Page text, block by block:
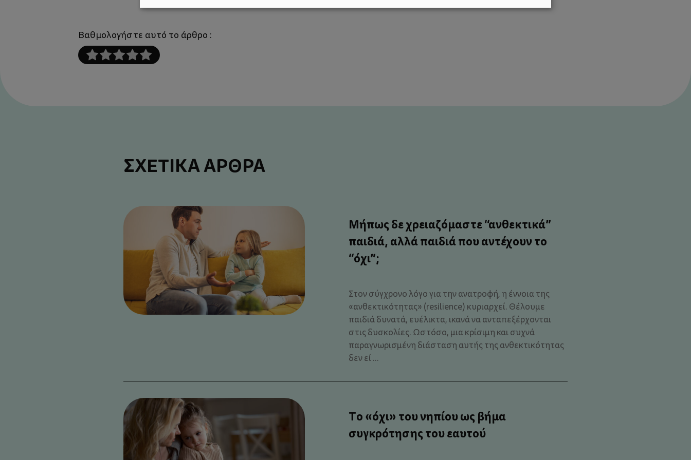
Βαθμολογήστε αυτό το άρθρο :
ΣΧΕΤΙΚΑ ΑΡΘΡΑ
Μήπως δε χρειαζόμαστε “ανθεκτικά”
παιδιά, αλλά παιδιά που αντέχουν το
“όχι”;
Στον σύγχρονο λόγο για την ανατροφή, η έννοια της
«ανθεκτικότητας» (resilience) κυριαρχεί. Θέλουμε
παιδιά δυνατά, ευέλικτα, ικανά να ανταπεξέρχονται
στις δυσκολίες. Ωστόσο, μια κρίσιμη και συχνά
παραγνωρισμένη διάσταση αυτής της ανθεκτικότητας
δεν εί ...
Το «όχι» του νηπίου ως βήμα
συγκρότησης του εαυτού